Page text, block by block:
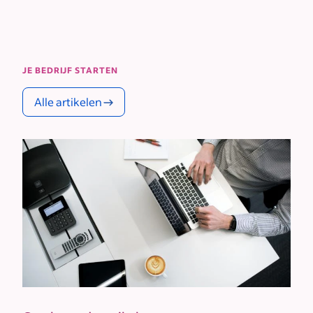
JE BEDRIJF STARTEN
Alle artikelen